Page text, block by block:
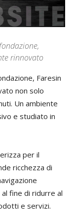
rinnovato
Faresin
non solo
Un ambiente
e studiato in
per il
ricchezza di
fine di ridurre al
e servizi.